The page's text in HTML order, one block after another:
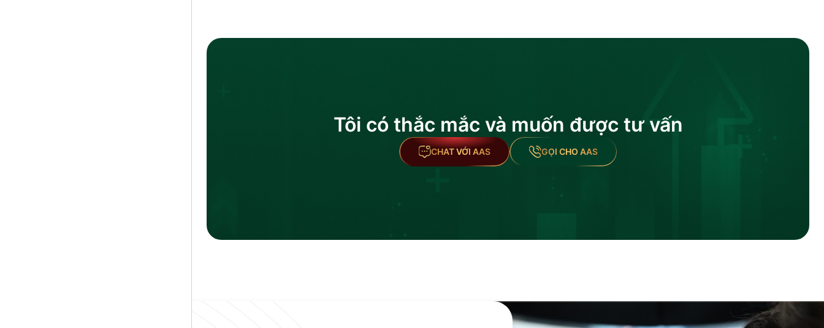
Tôi có thắc mắc và muốn được tư vấn
CHAT VỚI AAS GỌI CHO AAS